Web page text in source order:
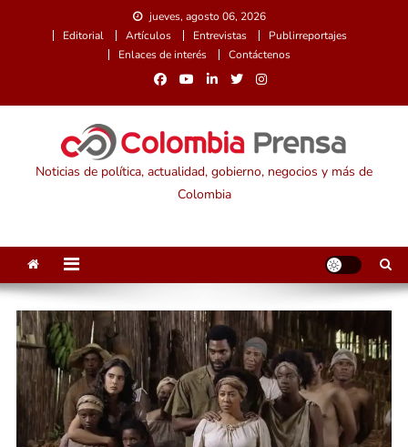
jueves, agosto 06, 2026
Editorial
Artículos Entrevistas
Publirreportajes
Enlaces de interés
Contáctenos
Noticias de política, actualidad, gobierno, negocios y más de
Colombia